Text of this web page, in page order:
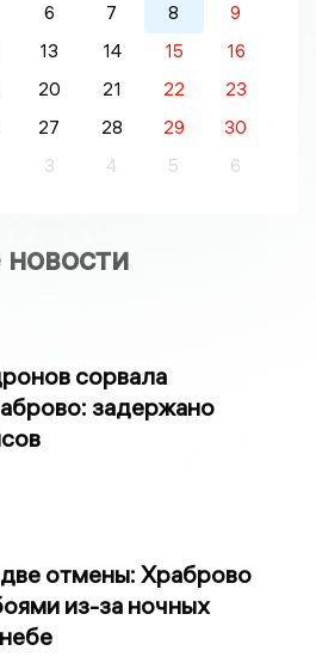
6 7 8
9
13 14 15
16
20 21 22
23
27 28 29
30
3 4 5 6
сорвала
задержано
отмены: Храброво
из-за ночных